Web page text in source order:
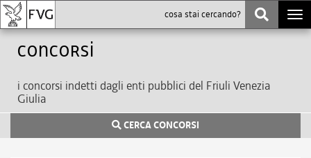
Concorsi
i concorsi indetti dagli enti pubblici del Friuli Venezia
Giulia
CERCA CONCORSI